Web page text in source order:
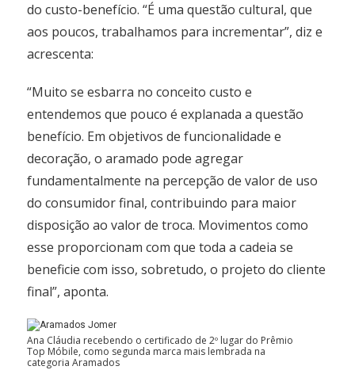
do custo-benefício. “É uma questão cultural, que
aos poucos, trabalhamos para incrementar”, diz e
acrescenta:
“Muito se esbarra no conceito custo e
entendemos que pouco é explanada a questão
benefício. Em objetivos de funcionalidade e
decoração, o aramado pode agregar
fundamentalmente na percepção de valor de uso
do consumidor final, contribuindo para maior
disposição ao valor de troca. Movimentos como
esse proporcionam com que toda a cadeia se
beneficie com isso, sobretudo, o projeto do cliente
final”, aponta.
Ana Cláudia recebendo o certificado de 2º lugar do Prêmio
Top Móbile, como segunda marca mais lembrada na
categoria Aramados